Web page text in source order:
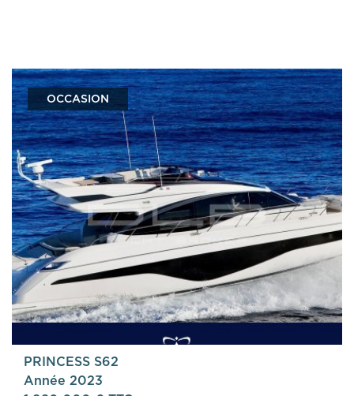
OCCASION
PRINCESS S62
Année 2023